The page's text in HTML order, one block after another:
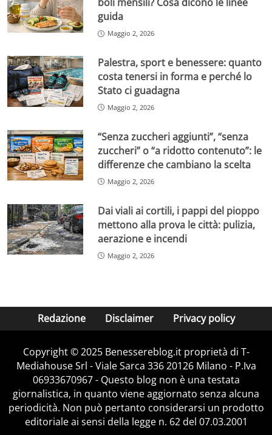
guida
Maggio 2, 2026
Palestra, sport e benessere: quanto
costa tenersi in forma e perché lo
Stato ci guadagna
Maggio 2, 2026
“Senza zuccheri aggiunti”, “senza
zuccheri” o “a ridotto contenuto”: le
differenze che cambiano la scelta
Maggio 2, 2026
Dai viali ai cortili, i pappi del pioppo
mettono alla prova le città: pulizia,
aerazione e incendi
Maggio 2, 2026
Redazione Disclaimer Privacy policy
Copyright © 2025 Benessereblog.it proprietà di T-
Mediahouse Srl - Viale Sarca 336 20126 Milano - P.Iva
06933670967 - Questo blog non è una testata
giornalistica, in quanto viene aggiornato senza alcuna
periodicità. Non può pertanto considerarsi un prodotto
editoriale ai sensi della legge n. 62 del 07.03.2001